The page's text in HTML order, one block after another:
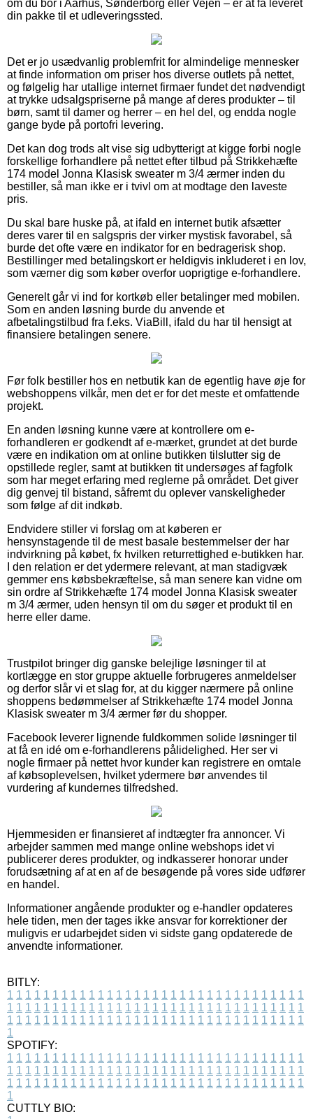
om du bor i Aarhus, Sønderborg eller Vejen – er at få leveret
din pakke til et udleveringssted.
Det er jo usædvanlig problemfrit for almindelige mennesker
at finde information om priser hos diverse outlets på nettet,
og følgelig har utallige internet firmaer fundet det nødvendigt
at trykke udsalgspriserne på mange af deres produkter – til
børn, samt til damer og herrer – en hel del, og endda nogle
gange byde på portofri levering.
Det kan dog trods alt vise sig udbytterigt at kigge forbi nogle
forskellige forhandlere på nettet efter tilbud på Strikkehæfte
174 model Jonna Klasisk sweater m 3/4 ærmer inden du
bestiller, så man ikke er i tvivl om at modtage den laveste
pris.
Du skal bare huske på, at ifald en internet butik afsætter
deres varer til en salgspris der virker mystisk favorabel, så
burde det ofte være en indikator for en bedragerisk shop.
Bestillinger med betalingskort er heldigvis inkluderet i en lov,
som værner dig som køber overfor uoprigtige e-forhandlere.
Generelt går vi ind for kortkøb eller betalinger med mobilen.
Som en anden løsning burde du anvende et
afbetalingstilbud fra f.eks. ViaBill, ifald du har til hensigt at
finansiere betalingen senere.
Før folk bestiller hos en netbutik kan de egentlig have øje for
webshoppens vilkår, men det er for det meste et omfattende
projekt.
En anden løsning kunne være at kontrollere om e-
forhandleren er godkendt af e-mærket, grundet at det burde
være en indikation om at online butikken tilslutter sig de
opstillede regler, samt at butikken tit undersøges af fagfolk
som har meget erfaring med reglerne på området. Det giver
dig genvej til bistand, såfremt du oplever vanskeligheder
som følge af dit indkøb.
Endvidere stiller vi forslag om at køberen er
hensynstagende til de mest basale bestemmelser der har
indvirkning på købet, fx hvilken returrettighed e-butikken har.
I den relation er det ydermere relevant, at man stadigvæk
gemmer ens købsbekræftelse, så man senere kan vidne om
sin ordre af Strikkehæfte 174 model Jonna Klasisk sweater
m 3/4 ærmer, uden hensyn til om du søger et produkt til en
herre eller dame.
Trustpilot bringer dig ganske belejlige løsninger til at
kortlægge en stor gruppe aktuelle forbrugeres anmeldelser
og derfor slår vi et slag for, at du kigger nærmere på online
shoppens bedømmelser af Strikkehæfte 174 model Jonna
Klasisk sweater m 3/4 ærmer før du shopper.
Facebook leverer lignende fuldkommen solide løsninger til
at få en idé om e-forhandlerens pålidelighed. Her ser vi
nogle firmaer på nettet hvor kunder kan registrere en omtale
af købsoplevelsen, hvilket ydermere bør anvendes til
vurdering af kundernes tilfredshed.
Hjemmesiden er finansieret af indtægter fra annoncer. Vi
arbejder sammen med mange online webshops idet vi
publicerer deres produkter, og indkasserer honorar under
forudsætning af at en af de besøgende på vores side udfører
en handel.
Informationer angående produkter og e-handler opdateres
hele tiden, men der tages ikke ansvar for korrektioner der
muligvis er udarbejdet siden vi sidste gang opdaterede de
anvendte informationer.
BITLY:
1 1 1 1 1 1 1 1 1 1 1 1 1 1 1 1 1 1 1 1 1 1 1 1 1 1 1 1 1 1 1 1 1
1 1 1 1 1 1 1 1 1 1 1 1 1 1 1 1 1 1 1 1 1 1 1 1 1 1 1 1 1 1 1 1 1
1 1 1 1 1 1 1 1 1 1 1 1 1 1 1 1 1 1 1 1 1 1 1 1 1 1 1 1 1 1 1 1 1
1
SPOTIFY:
1 1 1 1 1 1 1 1 1 1 1 1 1 1 1 1 1 1 1 1 1 1 1 1 1 1 1 1 1 1 1 1 1
1 1 1 1 1 1 1 1 1 1 1 1 1 1 1 1 1 1 1 1 1 1 1 1 1 1 1 1 1 1 1 1 1
1 1 1 1 1 1 1 1 1 1 1 1 1 1 1 1 1 1 1 1 1 1 1 1 1 1 1 1 1 1 1 1 1
1
CUTTLY BIO: